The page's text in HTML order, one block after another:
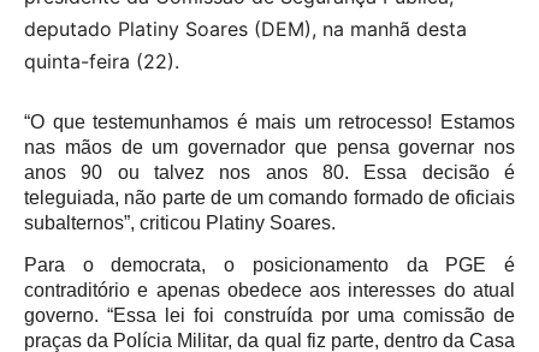
deputado Platiny Soares (DEM), na manhã desta
quinta-feira (22).
“O que testemunhamos é mais um retrocesso! Estamos
nas mãos de um governador que pensa governar nos
anos 90 ou talvez nos anos 80. Essa decisão é
teleguiada, não parte de um comando formado de oficiais
subalternos”, criticou Platiny Soares.
Para o democrata, o posicionamento da PGE é
contraditório e apenas obedece aos interesses do atual
governo. “Essa lei foi construída por uma comissão de
praças da Polícia Militar, da qual fiz parte, dentro da Casa